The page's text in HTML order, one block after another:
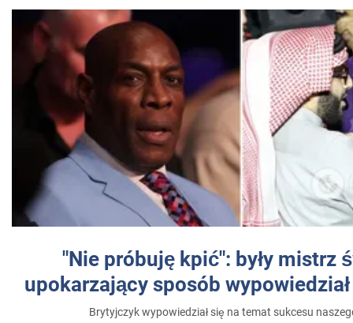
"Nie próbuję kpić": były mistrz
upokarzający sposób
Brytyjczyk wypowiedział się na temat sukcesu